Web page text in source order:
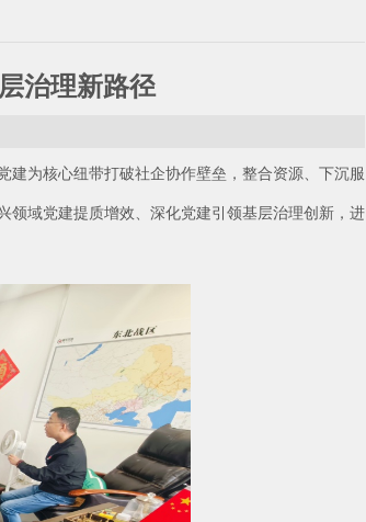
治理新路径
建为核心纽带打破社企协作壁垒，整合资源、下沉服
领域党建提质增效、深化党建引领基层治理创新，进